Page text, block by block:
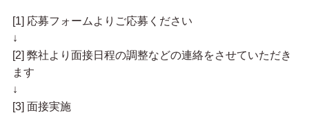
[1] 応募フォームよりご応募ください
↓
[2] 弊社より面接日程の調整などの連絡をさせていただき
ます
↓
[3] 面接実施